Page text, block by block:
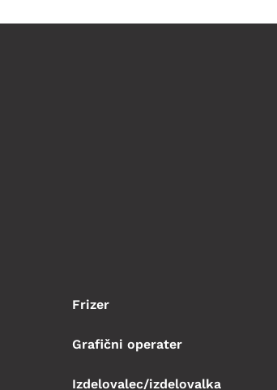
Frizer
Grafični operater
Izdelovalec/izdelovalka